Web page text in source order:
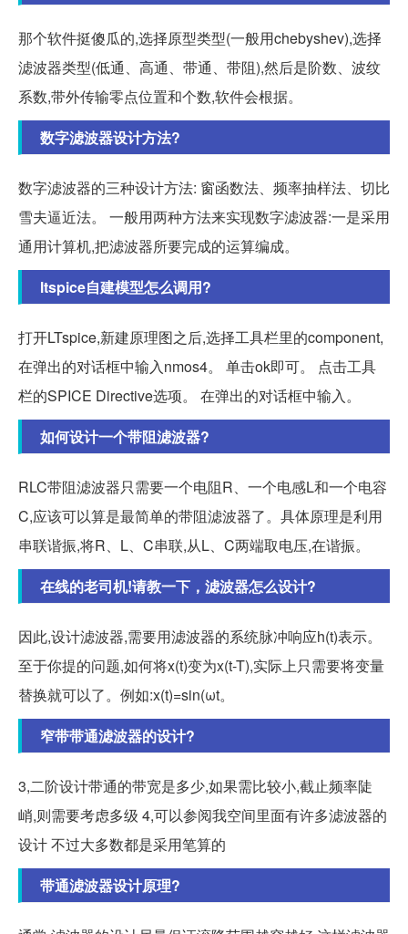
那个软件挺傻瓜的,选择原型类型(一般用chebyshev),选择
滤波器类型(低通、高通、带通、带阻),然后是阶数、波纹
系数,带外传输零点位置和个数,软件会根据。
数字滤波器设计方法?
数字滤波器的三种设计方法: 窗函数法、频率抽样法、切比
雪夫逼近法。 一般用两种方法来实现数字滤波器:一是采用
通用计算机,把滤波器所要完成的运算编成。
ltspice自建模型怎么调用?
打开LTspice,新建原理图之后,选择工具栏里的component,
在弹出的对话框中输入nmos4。 单击ok即可。 点击工具
栏的SPICE Directive选项。 在弹出的对话框中输入。
如何设计一个带阻滤波器?
RLC带阻滤波器只需要一个电阻R、一个电感L和一个电容
C,应该可以算是最简单的带阻滤波器了。具体原理是利用
串联谐振,将R、L、C串联,从L、C两端取电压,在谐振。
在线的老司机!请教一下，滤波器怎么设计?
因此,设计滤波器,需要用滤波器的系统脉冲响应h(t)表示。
至于你提的问题,如何将x(t)变为x(t-T),实际上只需要将变量
替换就可以了。例如:x(t)=sin(ωt。
窄带带通滤波器的设计?
3,二阶设计带通的带宽是多少,如果需比较小,截止频率陡
峭,则需要考虑多级 4,可以参阅我空间里面有许多滤波器的
设计 不过大多数都是采用笔算的
带通滤波器设计原理?